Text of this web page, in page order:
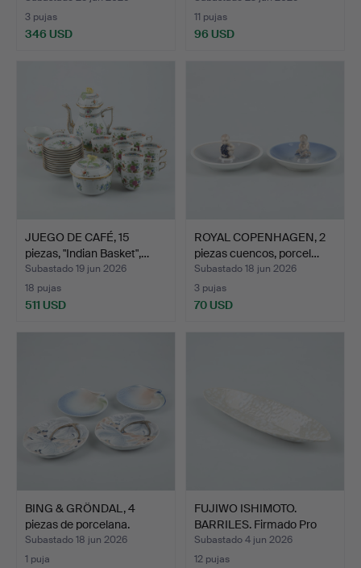
3 pujas
346 USD
11 pujas
96 USD
JUEGO DE CAFÉ, 15
piezas, "Indian Basket",…
Subastado 19 jun 2026
18 pujas
511 USD
ROYAL COPENHAGEN, 2
piezas cuencos, porcel…
Subastado 18 jun 2026
3 pujas
70 USD
BING & GRÖNDAL, 4
piezas de porcelana.
Subastado 18 jun 2026
1 puja
FUJIWO ISHIMOTO.
BARRILES. Firmado Pro
Art…
Subastado 4 jun 2026
12 pujas